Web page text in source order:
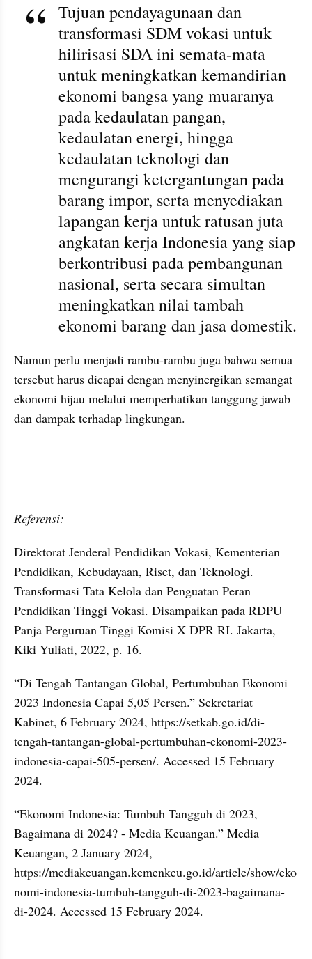
Tujuan pendayagunaan dan
transformasi SDM vokasi untuk
hilirisasi SDA ini semata-mata
untuk meningkatkan kemandirian
ekonomi bangsa yang muaranya
pada kedaulatan pangan,
kedaulatan energi, hingga
kedaulatan teknologi dan
mengurangi ketergantungan pada
barang impor, serta menyediakan
lapangan kerja untuk ratusan juta
angkatan kerja Indonesia yang siap
berkontribusi pada pembangunan
nasional, serta secara simultan
meningkatkan nilai tambah
Namun perlu menjadi rambu-rambu juga bahwa semua
tersebut harus dicapai dengan menyinergikan semangat
ekonomi hijau melalui memperhatikan tanggung jawab
dan dampak terhadap lingkungan.
Referensi:
Direktorat Jenderal Pendidikan Vokasi, Kementerian
Pendidikan, Kebudayaan, Riset, dan Teknologi.
Transformasi Tata Kelola dan Penguatan Peran
Pendidikan Tinggi Vokasi. Disampaikan pada RDPU
Panja Perguruan Tinggi Komisi X DPR RI. Jakarta,
Kiki Yuliati, 2022, p. 16.
“Di Tengah Tantangan Global, Pertumbuhan Ekonomi
2023 Indonesia Capai 5,05 Persen.” Sekretariat
Kabinet, 6 February 2024, https://setkab.go.id/di-
tengah-tantangan-global-pertumbuhan-ekonomi-2023-
indonesia-capai-505-persen/. Accessed 15 February
2024.
“Ekonomi Indonesia: Tumbuh Tangguh di 2023,
Bagaimana di 2024? - Media Keuangan.” Media
Keuangan, 2 January 2024,
https://mediakeuangan.kemenkeu.go.id/article/show/eko
nomi-indonesia-tumbuh-tangguh-di-2023-bagaimana-
di-2024. Accessed 15 February 2024.